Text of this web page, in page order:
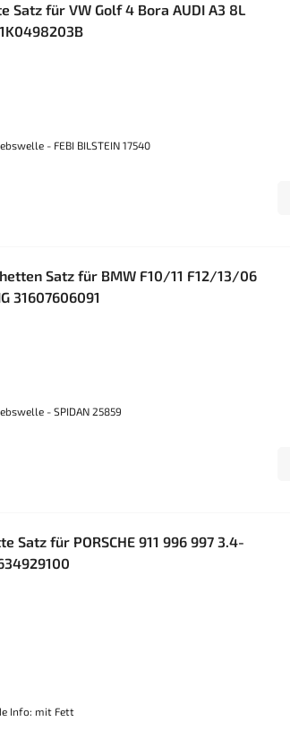
Satz für VW Golf 4 Bora AUDI A3 8L
- FEBI BILSTEIN 17540
Satz für BMW F10/11 F12/13/06
31607606091
- SPIDAN 25859
Satz für PORSCHE 911 996 997 3.4-
Info: mit Fett